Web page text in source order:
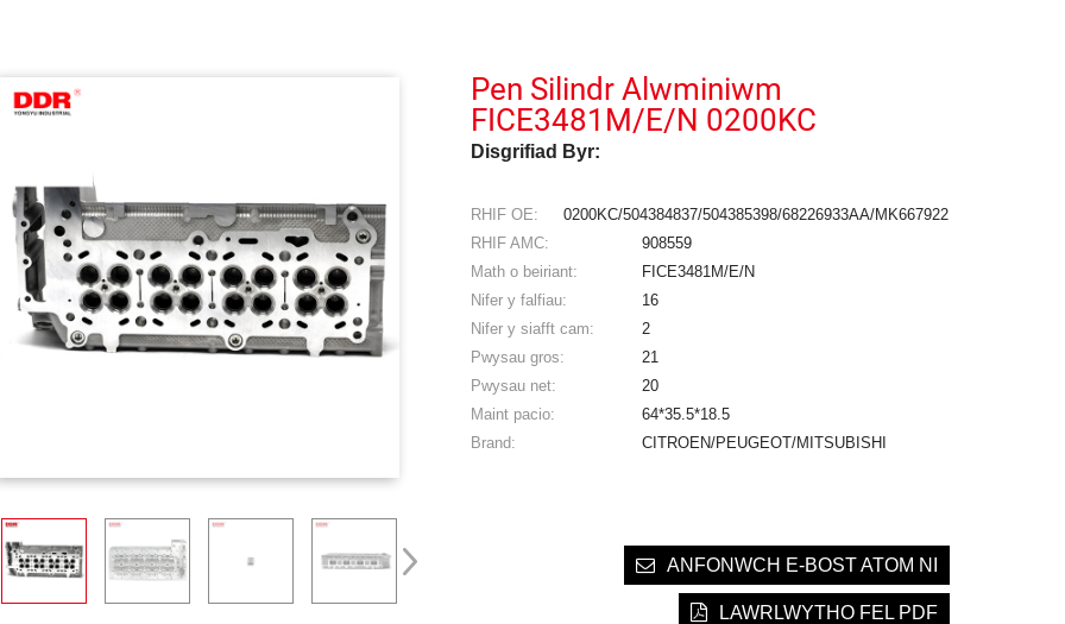
Pen Silindr Alwminiwm
FICE3481M/E/N 0200KC
Disgrifiad Byr:
RHIF OE:
0200KC/504384837/504385398/68226933AA/MK667922
RHIF AMC:
908559
Math o beiriant:
FICE3481M/E/N
Nifer y falfiau:
16
Nifer y siafft cam:
2
Pwysau gros:
21
Pwysau net:
20
Maint pacio:
64*35.5*18.5
Brand:
CITROEN/PEUGEOT/MITSUBISHI
ANFONWCH E-BOST ATOM NI
LAWRLWYTHO FEL PDF